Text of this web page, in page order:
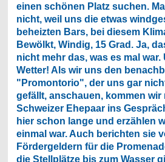
einen schönen Platz suchen.
nicht, weil uns die etwas
beheizten Bars, bei diesem
Bewölkt, Windig, 15 Grad. Ja,
nicht mehr das, was es mal
Wetter! Als wir uns den
"Promontorio", der uns gar
gefällt, anschauen, kommen wir
Schweizer Ehepaar ins
hier schon lange und erzählen
einmal war. Auch berichten sie
Fördergeldern für die
die Stellplätze bis zum Wasser